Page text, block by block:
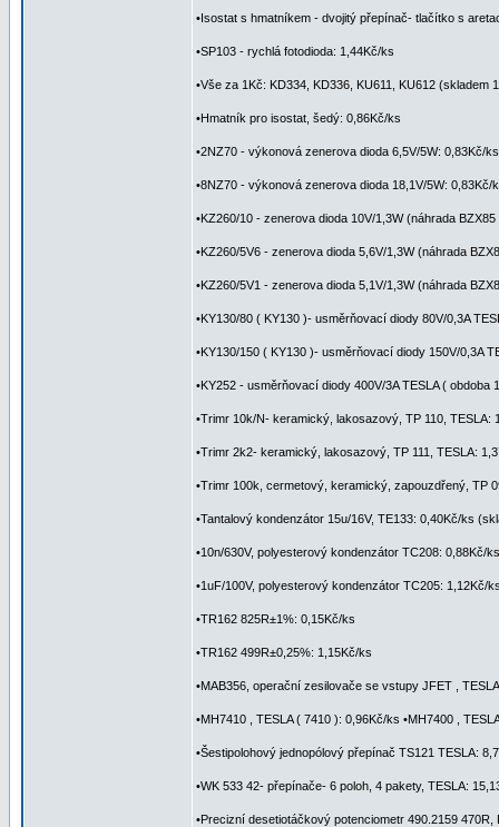
•Isostat s hmatníkem - dvojitý přepínač- tlačítko s
•SP103 - rychlá fotodioda: 1,44Kč/ks
•Vše za 1Kč: KD334, KD336, KU611, KU612 (skladem
•Hmatník pro isostat, šedý: 0,86Kč/ks
•2NZ70 - výkonová zenerova dioda 6,5V/5W: 0,83Kč/ks
•8NZ70 - výkonová zenerova dioda 18,1V/5W: 0,83Kč/
•KZ260/10 - zenerova dioda 10V/1,3W (náhrada
•KZ260/5V6 - zenerova dioda 5,6V/1,3W (náhrada
•KZ260/5V1 - zenerova dioda 5,1V/1,3W (náhrada
•KY130/80 ( KY130 )- usměrňovací diody 80V/0,3A
•KY130/150 ( KY130 )- usměrňovací diody 150V/0,3A
•KY252 - usměrňovací diody 400V/3A TESLA ( obdoba
•Trimr 10k/N- keramický, lakosazový, TP 110, TESLA:
•Trimr 2k2- keramický, lakosazový, TP 111, TESLA:
•Trimr 100k, cermetový, keramický, zapouzdřený, TP
•Tantalový kondenzátor 15u/16V, TE133: 0,40Kč/ks
•10n/630V, polyesterový kondenzátor TC208: 0,88Kč/ks
•1uF/100V, polyesterový kondenzátor TC205: 1,12Kč/
•TR162 825R±1%: 0,15Kč/ks
•TR162 499R±0,25%: 1,15Kč/ks
•MAB356, operační zesilovače se vstupy JFET ,
•MH7410 , TESLA ( 7410 ): 0,96Kč/ks •MH7400 ,
•Šestipolohový jednopólový přepínač TS121 TESLA:
•WK 533 42- přepínače- 6 poloh, 4 pakety, TESLA:
•Precizní desetiotáčkový potenciometr 490.2159